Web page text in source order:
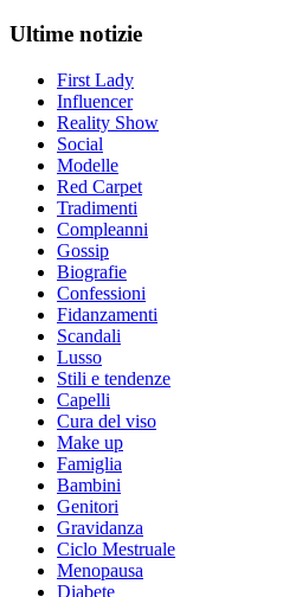
Ultime notizie
First Lady
Influencer
Reality Show
Social
Modelle
Red Carpet
Tradimenti
Compleanni
Gossip
Biografie
Confessioni
Fidanzamenti
Scandali
Lusso
Stili e tendenze
Capelli
Cura del viso
Make up
Famiglia
Bambini
Genitori
Gravidanza
Ciclo Mestruale
Menopausa
Diabete